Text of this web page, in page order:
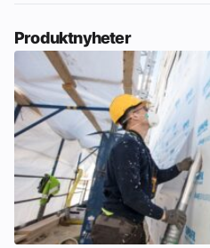
Produktnyheter